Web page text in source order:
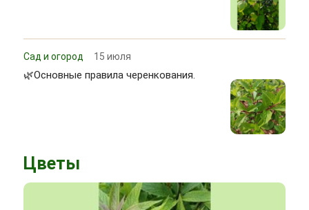
Сад и огород 15 июля
🌿Основные правила черенкования.
Цветы